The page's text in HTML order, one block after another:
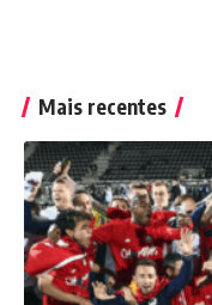
Mais recentes